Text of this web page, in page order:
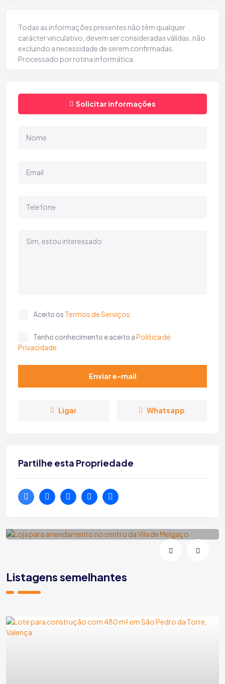
Todas as informações presentes não têm qualquer
carácter vinculativo, devem ser consideradas válidas, não
excluindo a necessidade de serem confirmadas.
Processado por rotina informática.
Solicitar informações
Aceito os Termos de Serviços
Tenho conhecimento e aceito aPolítica de
Privacidade
Enviar e-mail
Ligar Whatsapp
Partilhe esta Propriedade
Loja para arrendamento no centro da
Vila de Melgaço
Listagens semelhantes